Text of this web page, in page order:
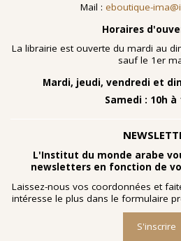
Mail : eboutique-
Horaires
La librairie est ouverte du mardi au
sauf le 1er
Mardi, jeudi, vendredi et
Samedi : 10h à
L'Institut du monde arabe
newsletters en fonction de
Laissez-nous vos coordonnées et
intéresse le plus dans le formulaire
S'inscrire